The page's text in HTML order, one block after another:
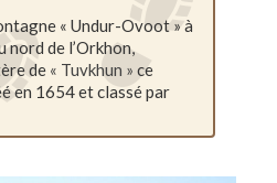
« Undur-Ovoot » à
nord de l’Orkhon,
de « Tuvkhun » ce
en 1654 et classé par